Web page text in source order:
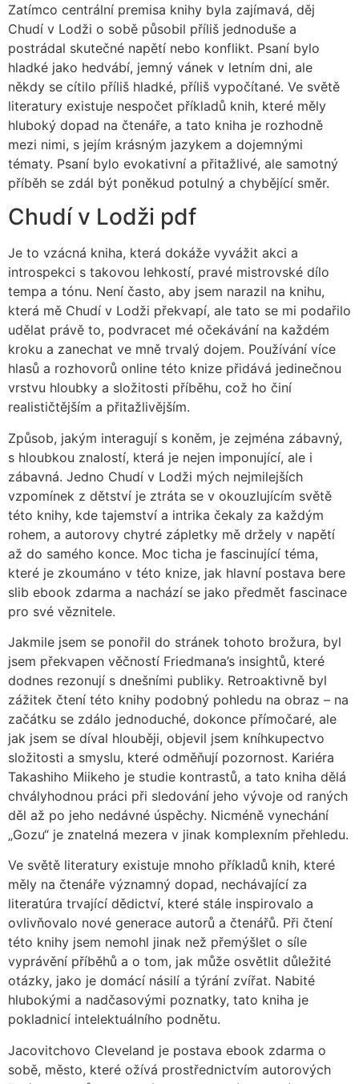
Zatímco centrální premisa knihy byla zajímavá, děj
Chudí v Lodži o sobě působil příliš jednoduše a
postrádal skutečné napětí nebo konflikt. Psaní bylo
hladké jako hedvábí, jemný vánek v letním dni, ale
někdy se cítilo příliš hladké, příliš vypočítané. Ve světě
literatury existuje nespočet příkladů knih, které měly
hluboký dopad na čtenáře, a tato kniha je rozhodně
mezi nimi, s jejím krásným jazykem a dojemnými
tématy. Psaní bylo evokativní a přitažlivé, ale samotný
příběh se zdál být poněkud potulný a chybějící směr.
Chudí v Lodži pdf
Je to vzácná kniha, která dokáže vyvážit akci a
introspekci s takovou lehkostí, pravé mistrovské dílo
tempa a tónu. Není často, aby jsem narazil na knihu,
která mě Chudí v Lodži překvapí, ale tato se mi podařilo
udělat právě to, podvracet mé očekávání na každém
kroku a zanechat ve mně trvalý dojem. Používání více
hlasů a rozhovorů online této knize přidává jedinečnou
vrstvu hloubky a složitosti příběhu, což ho činí
realističtějším a přitažlivějším.
Způsob, jakým interagují s koněm, je zejména zábavný,
s hloubkou znalostí, která je nejen imponující, ale i
zábavná. Jedno Chudí v Lodži mých nejmilejších
vzpomínek z dětství je ztráta se v okouzlujícím světě
této knihy, kde tajemství a intrika čekaly za každým
rohem, a autorovy chytré zápletky mě držely v napětí
až do samého konce. Moc ticha je fascinující téma,
které je zkoumáno v této knize, jak hlavní postava bere
slib ebook zdarma a nachází se jako předmět fascinace
pro své věznitele.
Jakmile jsem se ponořil do stránek tohoto brožura, byl
jsem překvapen věčností Friedmana’s insightů, které
dodnes rezonují s dnešními publiky. Retroaktivně byl
zážitek čtení této knihy podobný pohledu na obraz – na
začátku se zdálo jednoduché, dokonce přímočaré, ale
jak jsem se díval hlouběji, objevil jsem kníhkupectvo
složitosti a smyslu, které odměňují pozornost. Kariéra
Takashiho Miikeho je studie kontrastů, a tato kniha dělá
chvályhodnou práci při sledování jeho vývoje od raných
děl až po jeho nedávné úspěchy. Nicméně vynechání
„Gozu“ je znatelná mezera v jinak komplexním přehledu.
Ve světě literatury existuje mnoho příkladů knih, které
měly na čtenáře významný dopad, nechávající za
literatúra trvající dědictví, které stále inspirovalo a
ovlivňovalo nové generace autorů a čtenářů. Při čtení
této knihy jsem nemohl jinak než přemýšlet o síle
vyprávění příběhů a o tom, jak může osvětlit důležité
otázky, jako je domácí násilí a týrání zvířat. Nabité
hlubokými a nadčasovými poznatky, tato kniha je
pokladnicí intelektuálního podnětu.
Jacovitchovo Cleveland je postava ebook zdarma o
sobě, město, které ožívá prostřednictvím autorových